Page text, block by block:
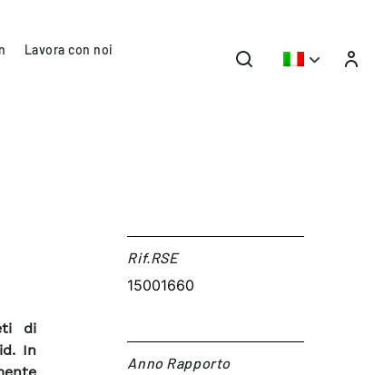
Lavora con noi
di
In
Rif.RSE​
15001660
Anno Rapporto